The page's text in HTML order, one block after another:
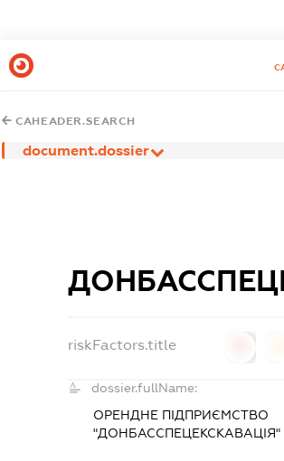
CAHEADER.SEARCH
document.dossier
riskFactors.title
dossier.fullName:
ОРЕНДНЕ ПІДПРИЄМСТВО
"ДОНБАССПЕЦЕКСКАВАЦІЯ"